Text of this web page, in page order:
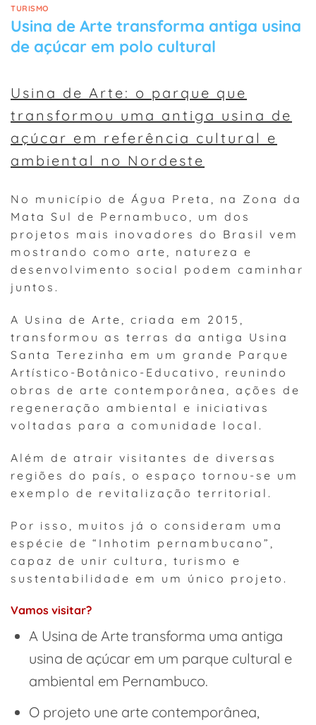
TURISMO
Usina de Arte transforma antiga usina
de açúcar em polo cultural
Usina de Arte: o parque que
transformou uma antiga usina de
açúcar em referência cultural e
ambiental no Nordeste
No município de Água Preta, na Zona da
Mata Sul de Pernambuco, um dos
projetos mais inovadores do Brasil vem
mostrando como arte, natureza e
desenvolvimento social podem caminhar
juntos.
A Usina de Arte, criada em 2015,
transformou as terras da antiga Usina
Santa Terezinha em um grande Parque
Artístico-Botânico-Educativo, reunindo
obras de arte contemporânea, ações de
regeneração ambiental e iniciativas
voltadas para a comunidade local.
Além de atrair visitantes de diversas
regiões do país, o espaço tornou-se um
exemplo de revitalização territorial.
Por isso, muitos já o consideram uma
espécie de “Inhotim pernambucano”,
capaz de unir cultura, turismo e
sustentabilidade em um único projeto.
Vamos visitar?
A Usina de Arte transforma uma antiga
usina de açúcar em um parque cultural e
ambiental em Pernambuco.
O projeto une arte contemporânea,